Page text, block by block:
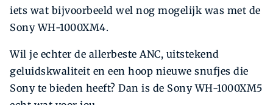
iets wat bijvoorbeeld wel nog mogelijk was met de
Sony WH-1000XM4.
Wil je echter de allerbeste ANC, uitstekend
geluidskwaliteit en een hoop nieuwe snufjes die
Sony te bieden heeft? Dan is de Sony WH-1000XM5